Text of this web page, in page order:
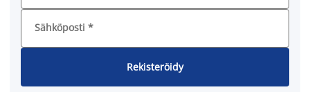
Sähköposti *
Rekisteröidy